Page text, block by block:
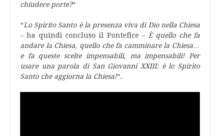
chiudere porte?“
“Lo Spirito Santo è la presenza viva di Dio nella Chiesa
– ha quindi concluso il Pontefice –È quello che fa
andare la Chiesa, quello che fa camminare la Chiesa…
e fa queste scelte impensabili, ma impensabili! Per
usare una parola di San Giovanni XXIII: è lo Spirito
Santo che aggiorna la Chiesa!“.